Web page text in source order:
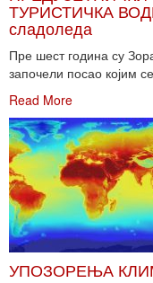
ТУРИСТИЧКА
сладоледа
Пре шест година су
започели посао којим
Read More
УПОЗОРЕЊА